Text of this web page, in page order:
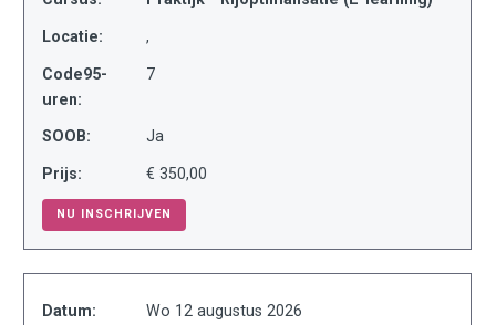
Locatie: ,
Code95-
uren:
7
SOOB: Ja
Prijs: € 350,00
NU INSCHRIJVEN
Datum:
Wo 12 augustus 2026